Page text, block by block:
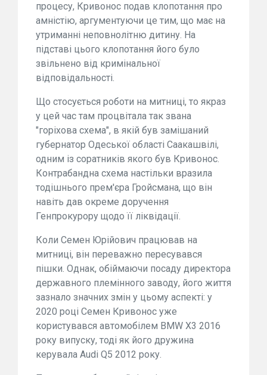
процесу, Кривонос подав клопотання про
амністію, аргументуючи це тим, що має на
утриманні неповнолітню дитину. На
підставі цього клопотання його було
звільнено від кримінальної
відповідальності.
Що стосується роботи на митниці, то якраз
у цей час там процвітала так звана
"горіхова схема", в якій був замішаний
губернатор Одеської області Саакашвілі,
одним із соратників якого був Кривонос.
Контрабандна схема настільки вразила
тодішнього прем'єра Гройсмана, що він
навіть дав окреме доручення
Генпрокурору щодо її ліквідації.
Коли Семен Юрійович працював на
митниці, він переважно пересувався
пішки. Однак, обіймаючи посаду директора
державного племінного заводу, його життя
зазнало значних змін у цьому аспекті: у
2020 році Семен Кривонос уже
користувався автомобілем BMW X3 2016
року випуску, тоді як його дружина
керувала Audi Q5 2012 року.